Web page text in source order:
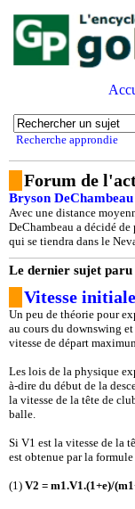
Recherche approndie
Forum de
Bryson
Avec une distance
DeChambeau a décidé
qui se tiendra dans le
Le dernier sujet paru
Vitesse
Un peu de théorie pour
au cours du downswing
vitesse de départ
Les lois de la physique
à-dire du début de la
la vitesse de la tête de
balle.
Si V1 est la vitesse de la
est obtenue par la
(1) V2 = m1.V1.(1+e)/